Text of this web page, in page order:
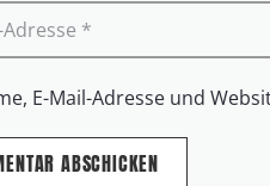
E-Mail-Adresse und
ABSCHICKEN